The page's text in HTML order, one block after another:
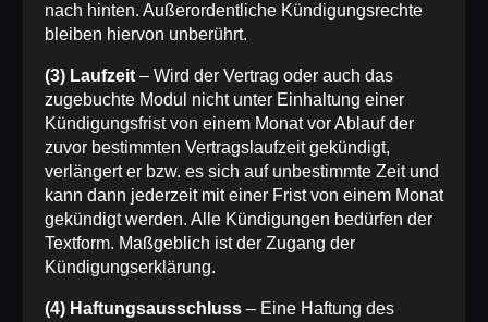
nach hinten. Außerordentliche Kündigungsrechte
bleiben hiervon unberührt.
(3) Laufzeit– Wird der Vertrag oder auch das
zugebuchte Modul nicht unter Einhaltung einer
Kündigungsfrist von einem Monat vor Ablauf der
zuvor bestimmten Vertragslaufzeit gekündigt,
verlängert er bzw. es sich auf unbestimmte Zeit und
kann dann jederzeit mit einer Frist von einem Monat
gekündigt werden. Alle Kündigungen bedürfen der
Textform. Maßgeblich ist der Zugang der
Kündigungserklärung.
(4) Haftungsausschluss– Eine Haftung des